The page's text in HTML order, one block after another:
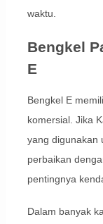
waktu.
Bengkel
E
Bengkel E
komersial. Jika
yang digunakan
perbaikan
pentingnya
Dalam banyak